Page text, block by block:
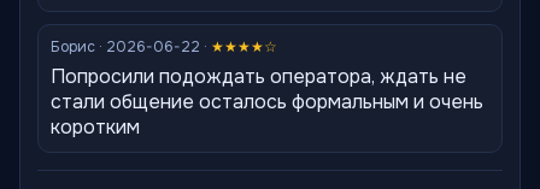
Борис · 2026-06-22 · ★★★★☆
Попросили подождать оператора, ждать не
стали общение осталось формальным и очень
коротким